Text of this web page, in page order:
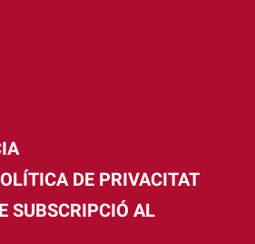
DE PRIVACITAT
SUBSCRIPCIÓ AL